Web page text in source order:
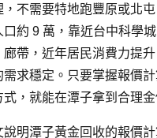
，不需要特地跑豐原或北
口約 9 萬，靠近台中科學
廊帶，近年居民消費力提
需求穩定。只要掌握報價
式，就能在潭子拿到合理金
說明潭子黃金回收的報價